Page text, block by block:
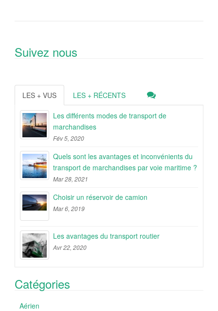
Suivez nous
LES + VUS LES + RÉCENTS
Les différents modes de transport de
marchandises
Fév 5, 2020
Quels sont les avantages et inconvénients du
transport de marchandises par voie maritime ?
Mar 28, 2021
Choisir un réservoir de camion
Mar 6, 2019
Les avantages du transport routier
Avr 22, 2020
Catégories
Aérien